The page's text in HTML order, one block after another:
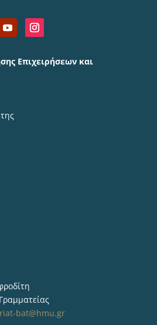
Επιχειρήσεων και
bat@hmu.gr